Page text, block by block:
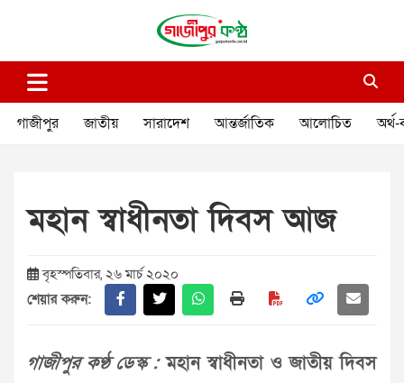
গাজীপুর কণ্ঠ
গাজীপুর জাতীয় সারাদেশ আন্তর্জাতিক আলোচিত অর্থ-
মহান স্বাধীনতা দিবস আজ
বৃহস্পতিবার, ২৬ মার্চ ২০২০
শেয়ার করুন:
গাজীপুর কণ্ঠ ডেস্ক :মহান স্বাধীনতা ও জাতীয় দিবস